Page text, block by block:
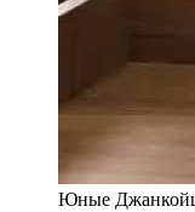
Юные